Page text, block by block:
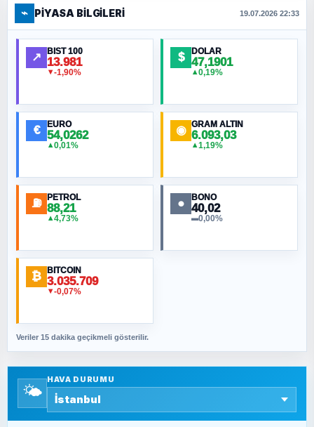
FERHAT BÜYÜKKALKAN
Ankara Zirvesi: NATO Toplantısı mı, Yeni
Ortadoğu Haritasının Provası mı?
MURAT ÖZKAN
NURETTIN BÖLÜK
ORHAN KILIÇOĞLU
Fahişeye beyinli bir müstevli alçağına
SAVAŞ ŞAHİN
SEYFULLAH ÇİÇEK
⌁ PIYASA BILGILERI 19.07.2026 22:33
↗ BIST 100
13.981
▼-1,90%
$ DOLAR
47,1901
▲0,19%
€ EURO
54,0262
▲0,01%
◉ GRAM ALTIN
6.093,03
▲1,19%
⛽ PETROL
88,21
▲4,73%
● BONO
40,02
▬0,00%
₿ BITCOIN
3.035.709
▼-0,07%
Veriler 15 dakika geçikmeli gösterilir.
🌤️
HAVA DURUMU